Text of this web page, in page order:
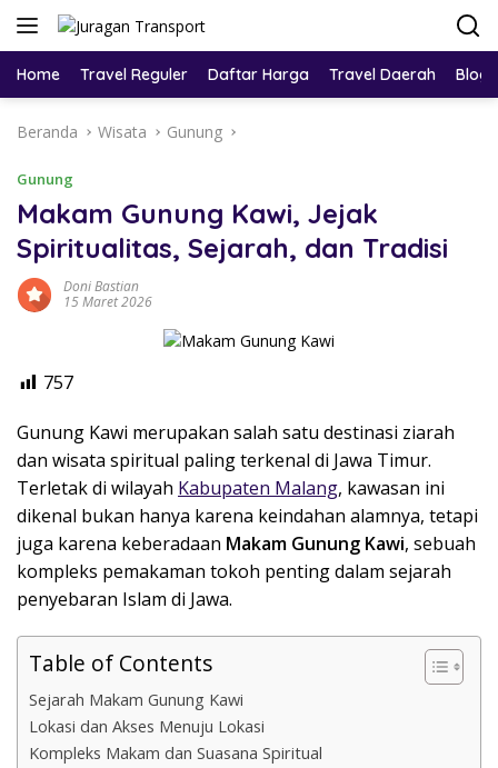
Home Travel Reguler Daftar Harga Travel Daerah Blog
Beranda Wisata Gunung
Gunung
Makam Gunung Kawi, Jejak
Spiritualitas, Sejarah, dan Tradisi
Doni Bastian
15 Maret 2026
757
Gunung Kawi merupakan salah satu destinasi ziarah
dan wisata spiritual paling terkenal di Jawa Timur.
Terletak di wilayah Kabupaten Malang, kawasan ini
dikenal bukan hanya karena keindahan alamnya, tetapi
juga karena keberadaan Makam Gunung Kawi, sebuah
kompleks pemakaman tokoh penting dalam sejarah
penyebaran Islam di Jawa.
Table of Contents
Sejarah Makam Gunung Kawi
Lokasi dan Akses Menuju Lokasi
Kompleks Makam dan Suasana Spiritual